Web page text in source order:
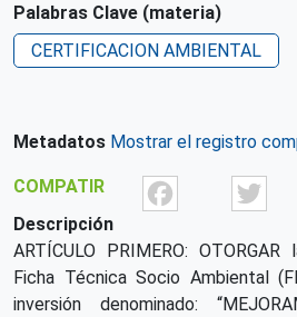
Palabras Clave (materia)
CERTIFICACION AMBIENTAL
Metadatos Mostrar el registro
COMPATIR
Descripción
ARTÍCULO PRIMERO:
Ficha Técnica Socio Ambiental
inversión denominado: